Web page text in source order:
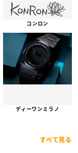
コンロン
ディーワンミラノ
すべて見る